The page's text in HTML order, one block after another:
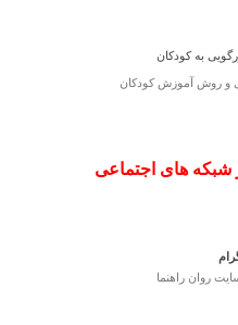
به کودکان
های اجتماعی